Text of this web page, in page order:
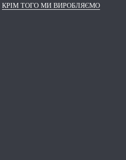
КРІМ ТОГО МИ ВИРОБЛЯЄМО